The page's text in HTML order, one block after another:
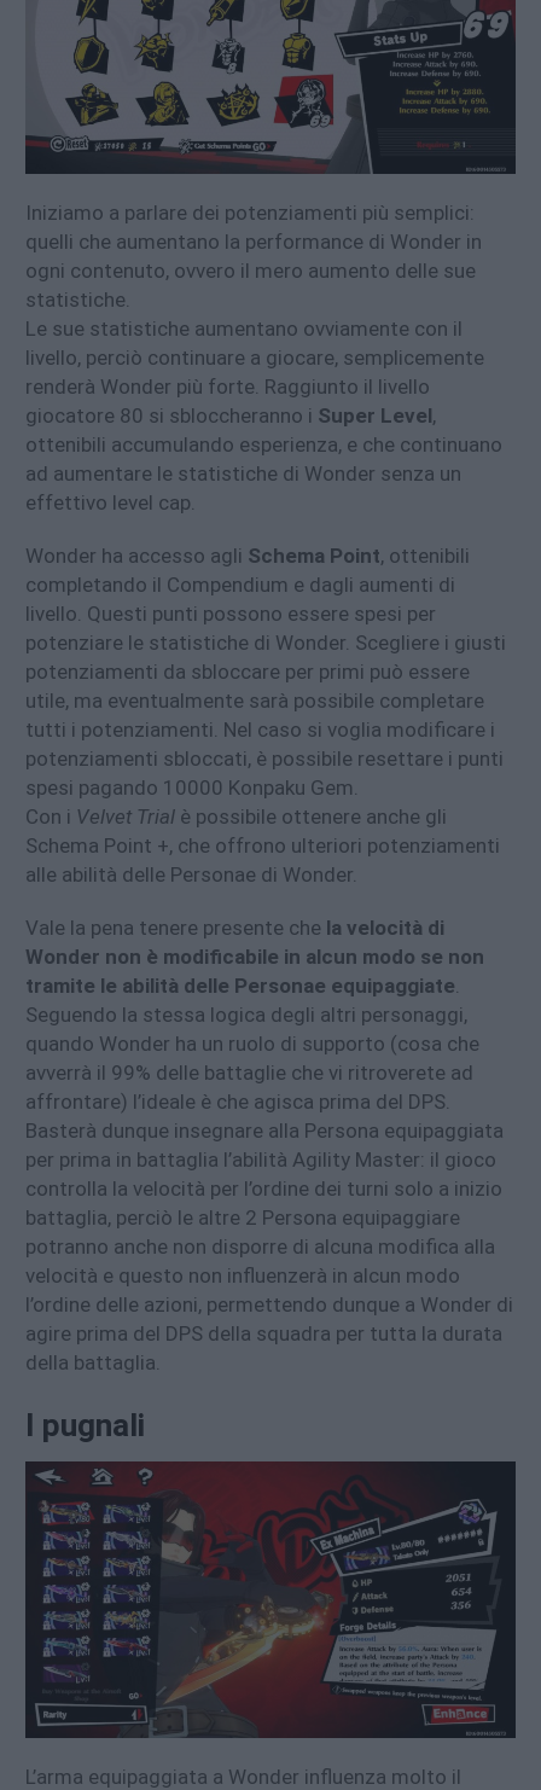
Iniziamo a parlare dei potenziamenti più semplici:
quelli che aumentano la performance di Wonder in
ogni contenuto, ovvero il mero aumento delle sue
statistiche.
Le sue statistiche aumentano ovviamente con il
livello, perciò continuare a giocare, semplicemente
renderà Wonder più forte. Raggiunto il livello
giocatore 80 si sbloccheranno i Super Level,
ottenibili accumulando esperienza, e che continuano
ad aumentare le statistiche di Wonder senza un
effettivo level cap.
Wonder ha accesso agli Schema Point, ottenibili
completando il Compendium e dagli aumenti di
livello. Questi punti possono essere spesi per
potenziare le statistiche di Wonder. Scegliere i giusti
potenziamenti da sbloccare per primi può essere
utile, ma eventualmente sarà possibile completare
tutti i potenziamenti. Nel caso si voglia modificare i
potenziamenti sbloccati, è possibile resettare i punti
spesi pagando 10000 Konpaku Gem.
Con i Velvet Trial è possibile ottenere anche gli
Schema Point +, che offrono ulteriori potenziamenti
alle abilità delle Personae di Wonder.
Vale la pena tenere presente che la velocità di
Wonder non è modificabile in alcun modo se non
tramite le abilità delle Personae equipaggiate.
Seguendo la stessa logica degli altri personaggi,
quando Wonder ha un ruolo di supporto (cosa che
avverrà il 99% delle battaglie che vi ritroverete ad
affrontare) l’ideale è che agisca prima del DPS.
Basterà dunque insegnare alla Persona equipaggiata
per prima in battaglia l’abilità Agility Master: il gioco
controlla la velocità per l’ordine dei turni solo a inizio
battaglia, perciò le altre 2 Persona equipaggiare
potranno anche non disporre di alcuna modifica alla
velocità e questo non influenzerà in alcun modo
l’ordine delle azioni, permettendo dunque a Wonder di
agire prima del DPS della squadra per tutta la durata
della battaglia.
I pugnali
L’arma equipaggiata a Wonder influenza molto il